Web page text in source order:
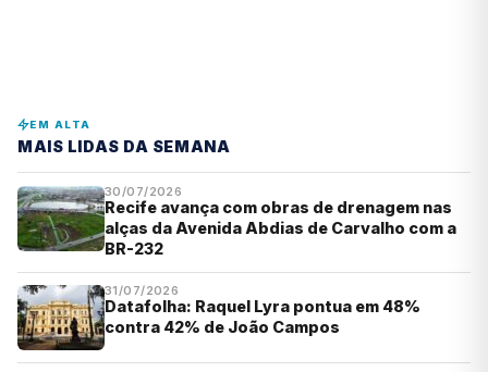
EM ALTA
MAIS LIDAS DA SEMANA
30/07/2026
Recife avança com obras de drenagem nas
alças da Avenida Abdias de Carvalho com a
BR-232
31/07/2026
Datafolha: Raquel Lyra pontua em 48%
contra 42% de João Campos